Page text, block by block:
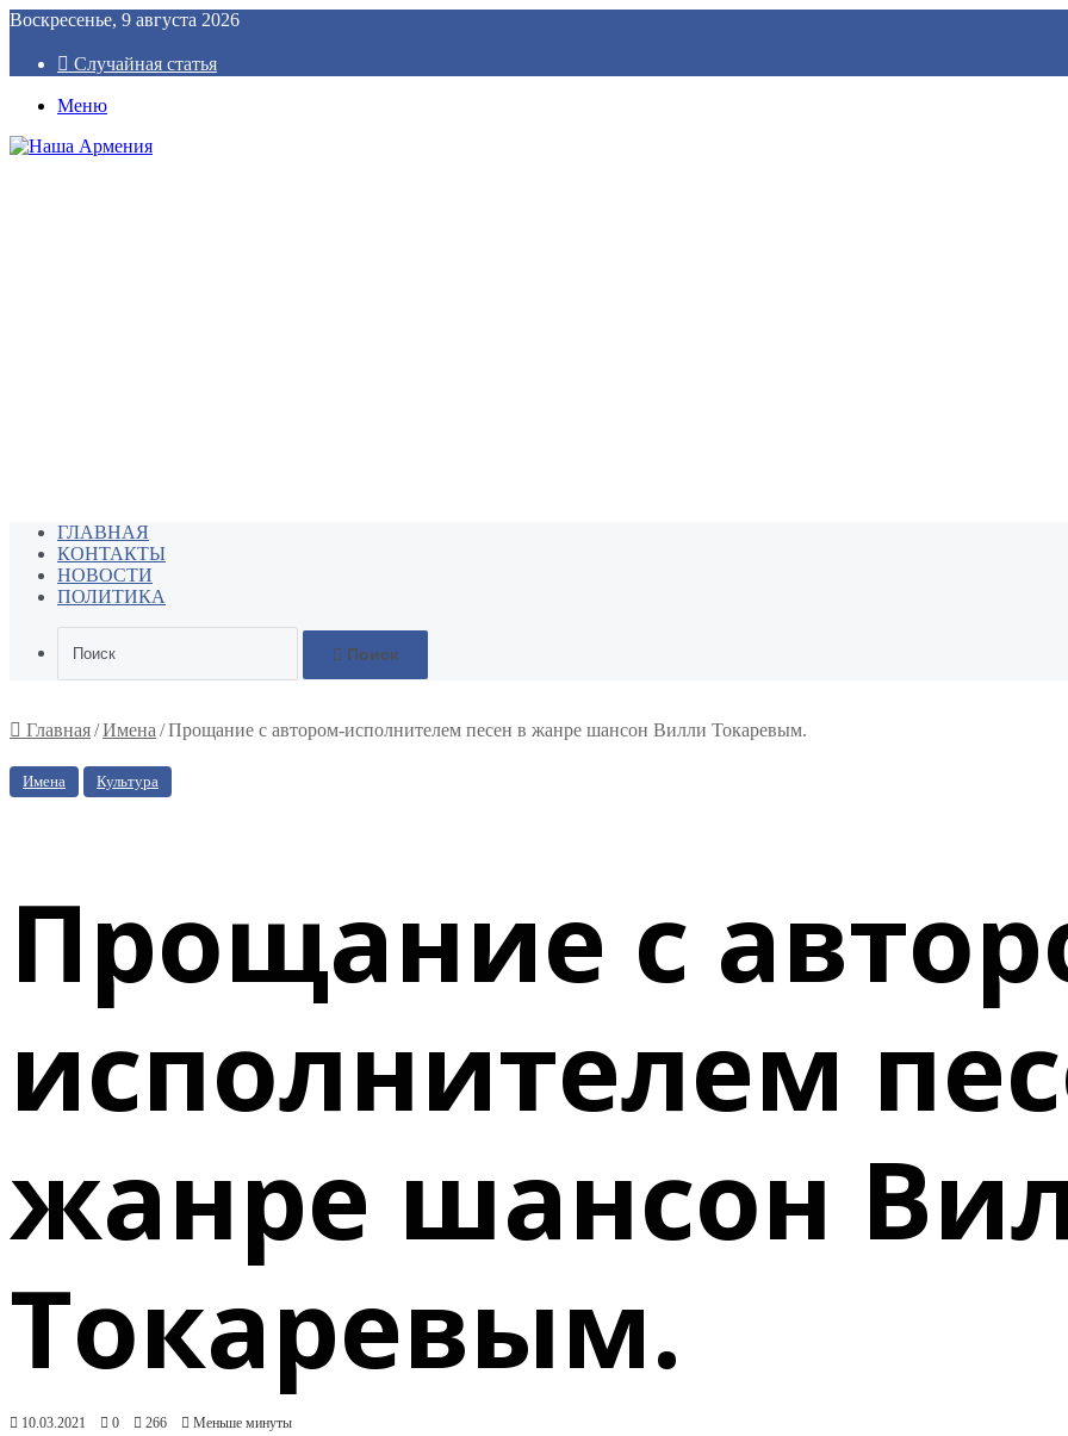
Воскресенье, 9 августа 2026
Случайная статья
Меню
ГЛАВНАЯ
КОНТАКТЫ
НОВОСТИ
ПОЛИТИКА
Поиск
Главная/Имена /Прощание с автором-исполнителем песен в жанре шансон Вилли Токаревым.
Имена Культура
Прощание с
исполнителем
жанре шансон
Токаревым.
10.03.2021 0 266 Меньше минуты